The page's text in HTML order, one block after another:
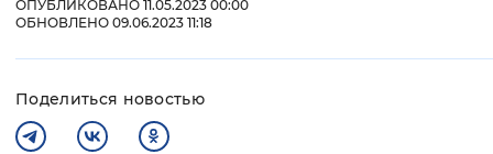
ОПУБЛИКОВАНО 11.05.2023 00:00
ОБНОВЛЕНО 09.06.2023 11:18
Поделиться новостью